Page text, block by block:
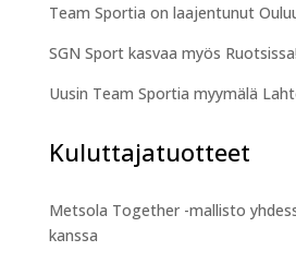
Team Sportia on laajentunut
SGN Sport kasvaa myös Ruotsissa!
Uusin Team Sportia myymälä
Kuluttajatuotteet
Metsola Together -mallisto
kanssa